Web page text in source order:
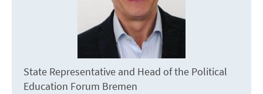
State Representative and Head of the Political
Education Forum Bremen